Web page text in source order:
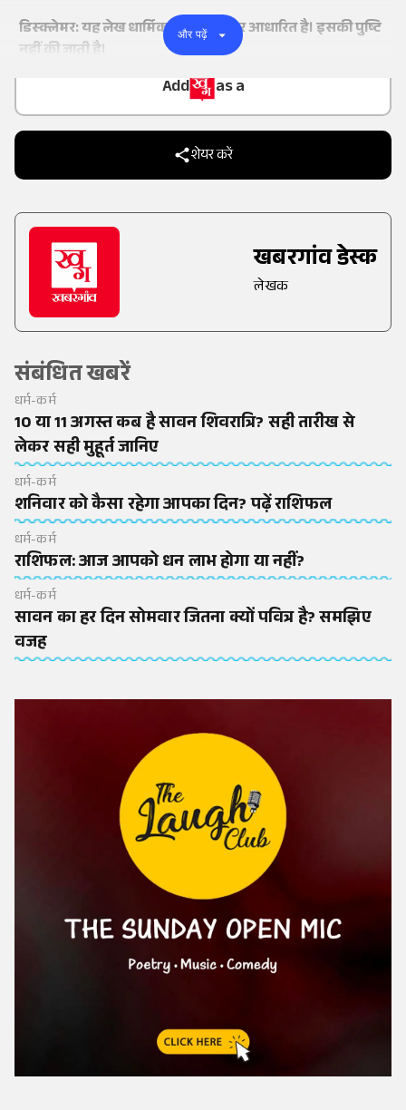
Add
as a
Trusted Source on
शेयर करें
खबरगांव डेस्क
लेखक
संबंधित खबरें
धर्म-कर्म
10 या 11 अगस्त कब है सावन शिवरात्रि? सही तारीख से
लेकर सही मुहूर्त जानिए
धर्म-कर्म
शनिवार को कैसा रहेगा आपका दिन? पढ़ें राशिफल
धर्म-कर्म
राशिफल: आज आपको धन लाभ होगा या नहीं?
धर्म-कर्म
सावन का हर दिन सोमवार जितना क्यों पवित्र है? समझिए
वजह
डिस्क्लेमर: यह लेख धार्मिक मान्यताओं पर आधारित है। इसकी पुष्टि
नहीं की जाती है।
और पढ़ें